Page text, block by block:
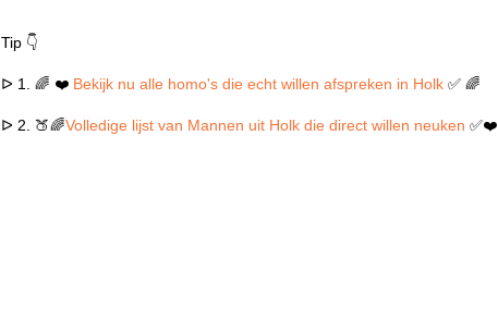
Tip 👇
ᐅ 1. 🌈 ❤️ Bekijk nu alle homo's die echt willen afspreken in Holk ✅ 🌈
ᐅ 2. 🍑🌈Volledige lijst van Mannen uit Holk die direct willen neuken✅❤️